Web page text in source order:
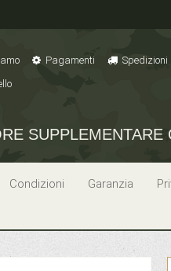
Pagamenti Spedizioni
Condizioni Garanzia